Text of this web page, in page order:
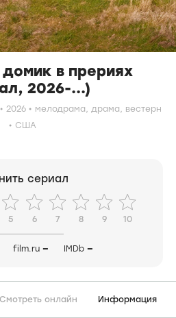
в прериях
2026-...)
2026 мелодрама, драма, вестерн
США
сериал
5 6 7 8 9 10
film.ru — IMDb —
Смотреть онлайн Информация